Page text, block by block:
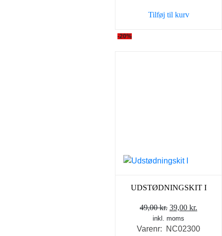
Tilføj til kurv
-20%
UDSTØDNINGSKIT I
49,00kr. Den
oprindelige
pris
39,00 kr.
pris
inkl. moms
Varenr: NC02300